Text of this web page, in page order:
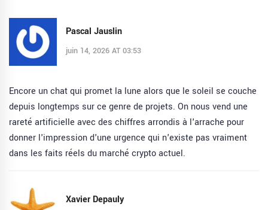
Pascal Jauslin
juin 14, 2026 AT 03:53
Encore un chat qui promet la lune alors que le soleil se couche
depuis longtemps sur ce genre de projets. On nous vend une
rareté artificielle avec des chiffres arrondis à l'arrache pour
donner l'impression d'une urgence qui n'existe pas vraiment
dans les faits réels du marché crypto actuel.
Xavier Depauly